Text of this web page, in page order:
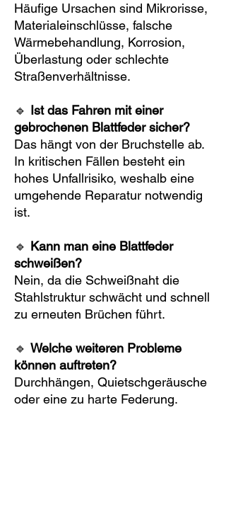
Häufige Ursachen sind Mikrorisse,
Materialeinschlüsse, falsche
Wärmebehandlung, Korrosion,
Überlastung oder schlechte
Straßenverhältnisse.
🔹 Ist das Fahren mit einer
gebrochenen Blattfeder sicher?
Das hängt von der Bruchstelle ab.
In kritischen Fällen besteht ein
hohes Unfallrisiko, weshalb eine
umgehende Reparatur notwendig
ist.
🔹 Kann man eine Blattfeder
schweißen?
Nein, da die Schweißnaht die
Stahlstruktur schwächt und schnell
zu erneuten Brüchen führt.
🔹 Welche weiteren Probleme
können auftreten?
Durchhängen, Quietschgeräusche
oder eine zu harte Federung.